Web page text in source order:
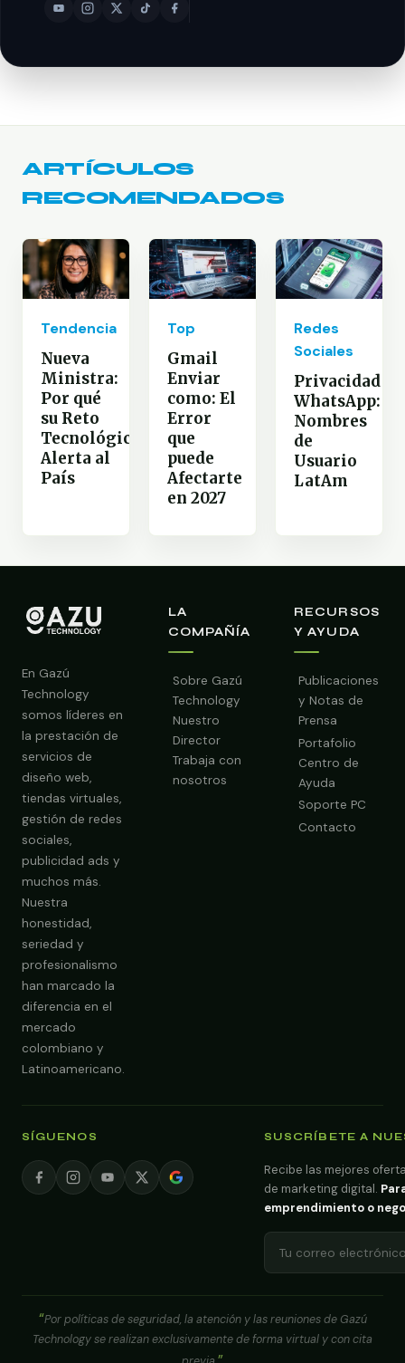
ARTÍCULOS
RECOMENDADOS
Tendencia
Nueva
Ministra:
Por qué
su Reto
Tecnológico
Alerta al
País
Top
Gmail
Enviar
como: El
Error
que
puede
Afectarte
en 2027
Redes
Sociales
Privacidad
WhatsApp:
Nombres
de
Usuario
LatAm
En Gazú
Technology
somos líderes en
la prestación de
servicios de
diseño web,
tiendas virtuales,
gestión de redes
sociales,
publicidad ads y
muchos más.
Nuestra
honestidad,
seriedad y
profesionalismo
han marcado la
diferencia en el
mercado
colombiano y
Latinoamericano.
LA
COMPAÑÍA
Sobre Gazú
Technology
Nuestro
Director
Trabaja con
nosotros
RECURSOS
Y AYUDA
Publicaciones
y Notas de
Prensa
Portafolio
Centro de
Ayuda
Soporte PC
Contacto
SÍGUENOS SUSCRÍBETE A
Recibe las mejores
de marketing digital.
emprendimiento o
Por políticas de seguridad, la atención y las reuniones de Gazú
Technology se realizan exclusivamente de forma virtual y con cita